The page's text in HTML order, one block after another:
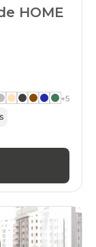
HOME
+5